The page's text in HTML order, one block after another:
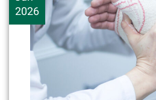
2026